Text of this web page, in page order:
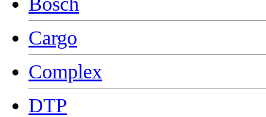
Cargo
Complex
DTP